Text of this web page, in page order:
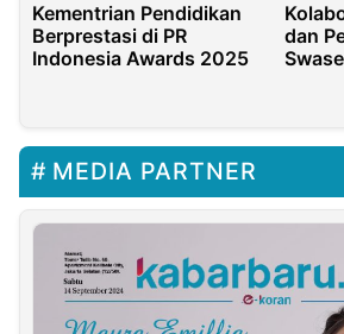
Kementrian Pendidikan
Berprestasi di PR
Indonesia Awards 2025
dan
MEDIA PARTNER